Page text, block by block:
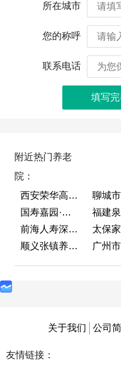
所在城市
您的称呼
联系电话
附近热门养老
院：
西安荣华高新悦家养老服务有限公司
国寿嘉园·成都乐境
前海人寿深圳幸福之家
顺义张镇养老照料中心
关于我们 公司
友情链接：